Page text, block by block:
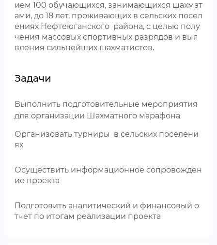
ием 100 обучающихся, занимающихся шахмат
ами, до 18 лет, проживающих в сельских посел
ениях Нефтеюганского района, с целью полу
чения массовых спортивных разрядов и выя
вления сильнейших шахматистов.
Задачи
Выполнить подготовительные мероприятия
для организации Шахматного марафона
Организовать турниры в сельских поселени
ях
Осуществить информационное сопровожден
ие проекта
Подготовить аналитический и финансовый о
тчет по итогам реализации проекта